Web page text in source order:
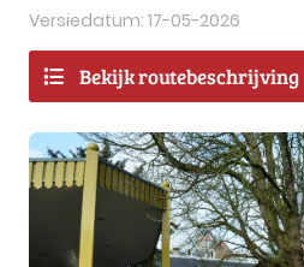
Versiedatum: 17-05-2026
Bekijk routebeschrijving